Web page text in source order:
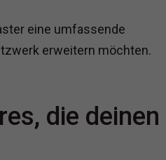
eine umfassende
erweitern möchten.
die deinen